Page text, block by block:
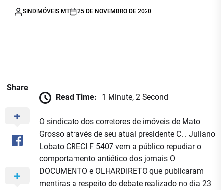
SINDIMÓVEIS MT 25 DE NOVEMBRO DE 2020
Share
Read Time:
1 Minute, 2 Second
O sindicato dos corretores de imóveis de Mato
Grosso através de seu atual presidente C.I. Juliano
Lobato CRECI F 5407 vem a público repudiar o
comportamento antiético dos jornais O
DOCUMENTO e OLHARDIRETO que publicaram
mentiras a respeito do debate realizado no dia 23